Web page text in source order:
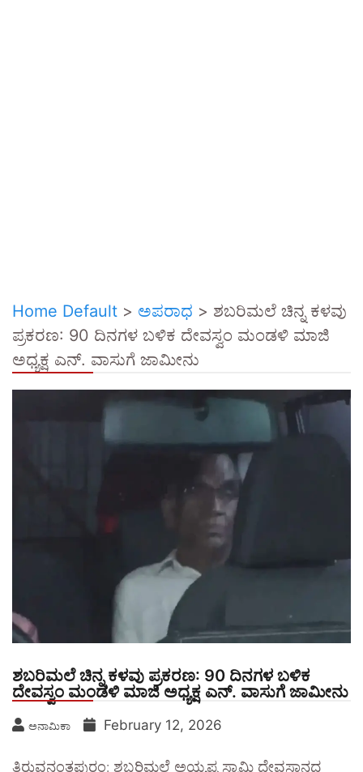
Home Default > ಅಪರಾಧ > ಶಬರಿಮಲೆ ಚಿನ್ನ ಕಳವು
ಪ್ರಕರಣ: 90 ದಿನಗಳ ಬಳಿಕ ದೇವಸ್ವಂ ಮಂಡಳಿ ಮಾಜಿ
ಅಧ್ಯಕ್ಷ ಎನ್. ವಾಸುಗೆ ಜಾಮೀನು
ಶಬರಿಮಲೆ ಚಿನ್ನ ಕಳವು ಪ್ರಕರಣ: 90 ದಿನಗಳ ಬಳಿಕ
ದೇವಸ್ವಂ ಮಂಡಳಿ ಮಾಜಿ ಅಧ್ಯಕ್ಷ ಎನ್. ವಾಸುಗೆ ಜಾಮೀನು
ಅನಾಮಿಕಾ February 12, 2026
ತಿರುವನಂತಪುರಂ: ಶಬರಿಮಲೆ ಅಯ್ಯಪ್ಪ ಸ್ವಾಮಿ ದೇವಸ್ಥಾನದ